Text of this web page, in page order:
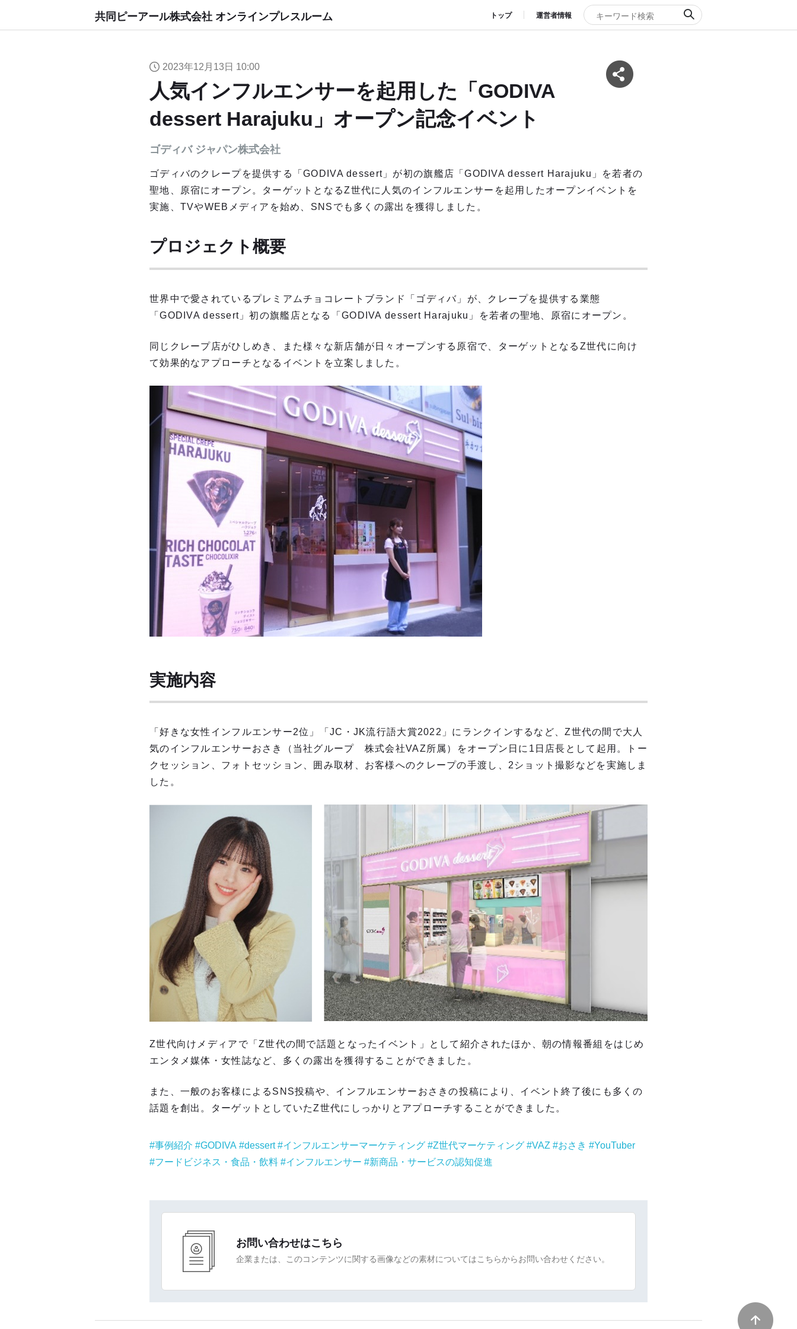
共同ピーアール株式会社 オンラインプレスルーム トップ 運営者情報
2023年12月13日 10:00
人気インフルエンサーを起用した「GODIVA
dessert Harajuku」オープン記念イベント
ゴディバ ジャパン株式会社
ゴディバのクレープを提供する「GODIVA dessert」が初の旗艦店「GODIVA dessert Harajuku」を若者の
聖地、原宿にオープン。ターゲットとなるZ世代に人気のインフルエンサーを起用したオープンイベントを
実施、TVやWEBメディアを始め、SNSでも多くの露出を獲得しました。
プロジェクト概要
世界中で愛されているプレミアムチョコレートブランド「ゴディバ」が、クレープを提供する業態
「GODIVA dessert」初の旗艦店となる「GODIVA dessert Harajuku」を若者の聖地、原宿にオープン。
同じクレープ店がひしめき、また様々な新店舗が日々オープンする原宿で、ターゲットとなるZ世代に向け
て効果的なアプローチとなるイベントを立案しました。
実施内容
「好きな女性インフルエンサー2位」「JC・JK流行語大賞2022」にランクインするなど、Z世代の間で大人
気のインフルエンサーおさき（当社グループ 株式会社VAZ所属）をオープン日に1日店長として起用。トー
クセッション、フォトセッション、囲み取材、お客様へのクレープの手渡し、2ショット撮影などを実施しま
した。
Z世代向けメディアで「Z世代の間で話題となったイベント」として紹介されたほか、朝の情報番組をはじめ
エンタメ媒体・女性誌など、多くの露出を獲得することができました。
また、一般のお客様によるSNS投稿や、インフルエンサーおさきの投稿により、イベント終了後にも多くの
話題を創出。ターゲットとしていたZ世代にしっかりとアプローチすることができました。
事例紹介 GODIVA dessert インフルエンサーマーケティング Z世代マーケティング VAZ おさき
YouTuber
フードビジネス・食品・飲料
インフルエンサー 新商品・サービスの認知促進
お問い合わせはこちら
企業または、このコンテンツに関する画像などの素材についてはこちらからお問い合わせください。